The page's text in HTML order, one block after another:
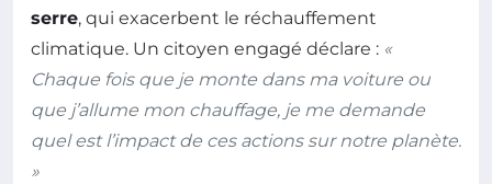
serre, qui exacerbent le réchauffement
climatique. Un citoyen engagé déclare : «
Chaque fois que je monte dans ma voiture ou
que j’allume mon chauffage, je me demande
quel est l’impact de ces actions sur notre planète.
»